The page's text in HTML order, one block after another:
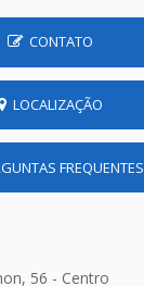
CONTATO
LOCALIZAÇÃO
FREQUENTES
56 - Centro